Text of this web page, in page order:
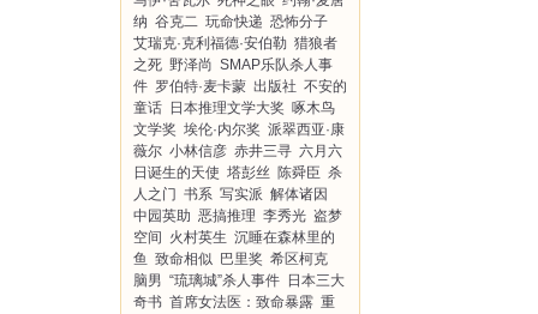
纳 谷克二 玩命快递 恐怖分子
艾瑞克·克利福德·安伯勒 猎狼者
之死 野泽尚 SMAP乐队杀人事
件 罗伯特·麦卡蒙 出版社 不安的
童话 日本推理文学大奖 啄木鸟
文学奖 埃伦·内尔奖 派翠西亚·康
薇尔 小林信彦 赤井三寻 六月六
日诞生的天使 塔彭丝 陈舜臣 杀
人之门 书系 写实派 解体诸因
中园英助 恶搞推理 李秀光 盗梦
空间
火村英生 沉睡在森林里的
鱼 致命相似 巴里奖 希区柯克
脑男 “琉璃城”杀人事件 日本三大
奇书 首席女法医：致命暴露 重